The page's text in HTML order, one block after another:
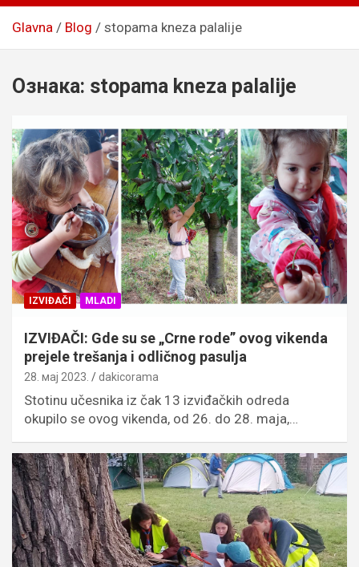
Glavna Blog stopama kneza palalije
Ознака: stopama kneza palalije
IZVIĐAČI MLADI
IZVIĐAČI: Gde su se „Crne rode” ovog vikenda
prejele trešanja i odličnog pasulja
28. мај 2023. dakicorama
Stotinu učesnika iz čak 13 izviđačkih odreda
okupilo se ovog vikenda, od 26. do 28. maja,…